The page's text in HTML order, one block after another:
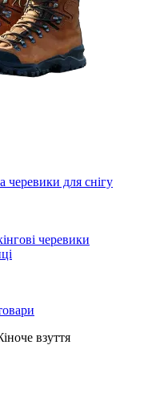
черевики для снігу
черевики
взуття